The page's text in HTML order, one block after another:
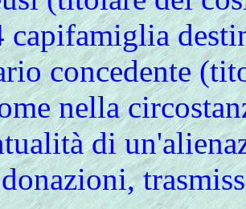
capifamiglia
concedente
nella
di